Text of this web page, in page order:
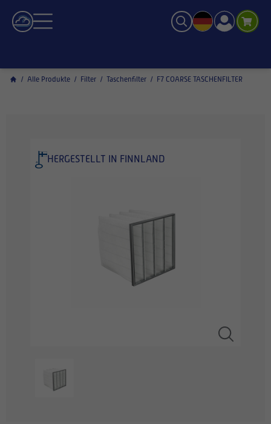
/ Alle Produkte / Filter / Taschenfilter / F7 COARSE TASCHENFILTER
HERGESTELLT IN FINNLAND